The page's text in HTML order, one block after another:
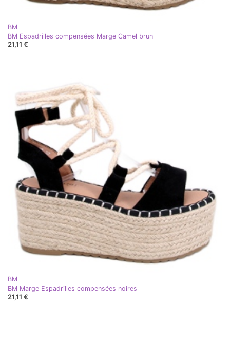
BM
BM Espadrilles compensées Marge Camel brun
21,11 €
BM
BM Marge Espadrilles compensées noires
21,11 €